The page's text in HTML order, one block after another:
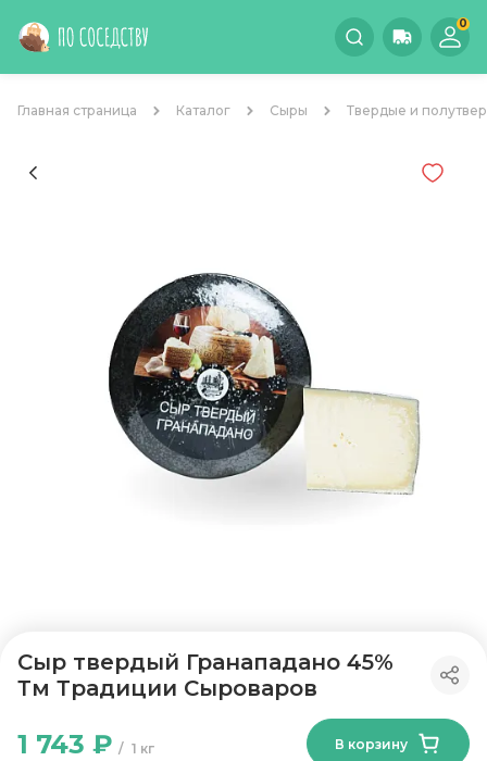
0
Главная страница Каталог Сыры Твердые и
Сыр твердый Гранападано 45%
Тм Традиции Сыроваров
1 кг
1 743 ₽ В корзину